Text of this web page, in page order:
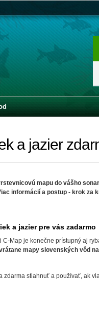
a jazier
mapu do vášho
informácií a postup - krok za
a jazier pre vás zadarmo
C-Map je konečne prístupný aj
mapy slovenských vôd
zdarma stiahnuť a používať, ak